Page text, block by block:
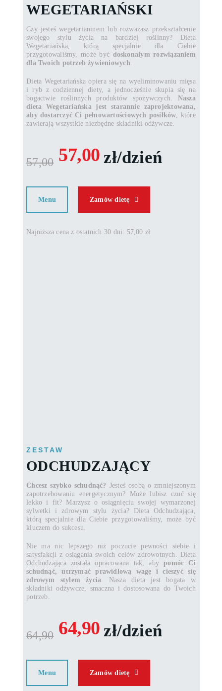
WEGETARIAŃSKI
Czy jesteś wegetarianinem lub rozważasz przekształcenie
swojego stylu życia na bardziej roślinny? Dieta
Wegetariańska, którą specjalnie dla Ciebie
przygotowaliśmy, może być doskonałym rozwiązaniem
dla Twoich potrzeb żywieniowych.
Dieta Wegetariańska opiera się na wyeliminowaniu mięsa
i ryb z codziennej diety, a jednocześnie skupia się na
bogactwie roślinnych produktów spożywczych. Nasza
dieta Wegetariańska jest starannie zaprojektowana,
aby dostarczyć Ci pełnowartościowych posiłków, które
zawierają wszystkie niezbędne składniki odżywcze.
57,00 57,00 zł/dzień
Menu Zamów dietę
Najniższa cena z ostatnich 30 dni: 57,00 zł
ZESTAW
ODCHUDZAJĄCY
Chcesz szybko schudnąć? Jesteś osobą o zmniejszonym
zapotrzebowaniu energetycznym? Może lubisz czuć się
lekko i fit? Marzysz o osiągnięciu swojej wymarzonej
sylwetki i zdrowym stylu życia? Dieta Odchudzająca,
którą specjalnie dla Ciebie przygotowaliśmy, może być
kluczem do sukcesu.
Nie ma nic lepszego niż poczucie pewności siebie i
satysfakcji z osiągania swoich celów zdrowotnych. Dieta
Odchudzająca została opracowana tak, abypomóc Ci
schudnąć, utrzymać prawidłową wagę i cieszyć się
zdrowym stylem życia . Nasza dieta jest bogata w
składniki odżywcze, smaczna i dostosowana do Twoich
potrzeb.
64,90 64,90 zł/dzień
Menu Zamów dietę